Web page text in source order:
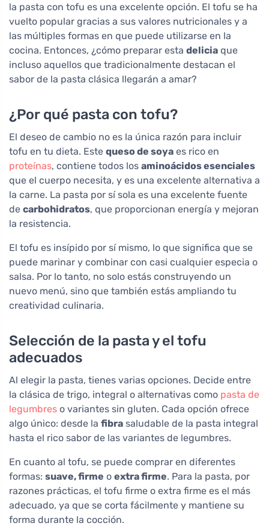
la pasta con tofu es una excelente opción. El tofu se ha
vuelto popular gracias a sus valores nutricionales y a
las múltiples formas en que puede utilizarse en la
cocina. Entonces, ¿cómo preparar esta delicia que
incluso aquellos que tradicionalmente destacan el
sabor de la pasta clásica llegarán a amar?
¿Por qué pasta con tofu?
El deseo de cambio no es la única razón para incluir
tofu en tu dieta. Este queso de soya es rico en
proteínas, contiene todos los aminoácidos esenciales
que el cuerpo necesita, y es una excelente alternativa a
la carne. La pasta por sí sola es una excelente fuente
de carbohidratos, que proporcionan energía y mejoran
la resistencia.
El tofu es insípido por sí mismo, lo que significa que se
puede marinar y combinar con casi cualquier especia o
salsa. Por lo tanto, no solo estás construyendo un
nuevo menú, sino que también estás ampliando tu
creatividad culinaria.
Selección de la pasta y el tofu
adecuados
Al elegir la pasta, tienes varias opciones. Decide entre
la clásica de trigo, integral o alternativas como pasta de
legumbres o variantes sin gluten. Cada opción ofrece
algo único: desde la fibra saludable de la pasta integral
hasta el rico sabor de las variantes de legumbres.
En cuanto al tofu, se puede comprar en diferentes
formas: suave, firme o extra firme. Para la pasta, por
razones prácticas, el tofu firme o extra firme es el más
adecuado, ya que se corta fácilmente y mantiene su
forma durante la cocción.